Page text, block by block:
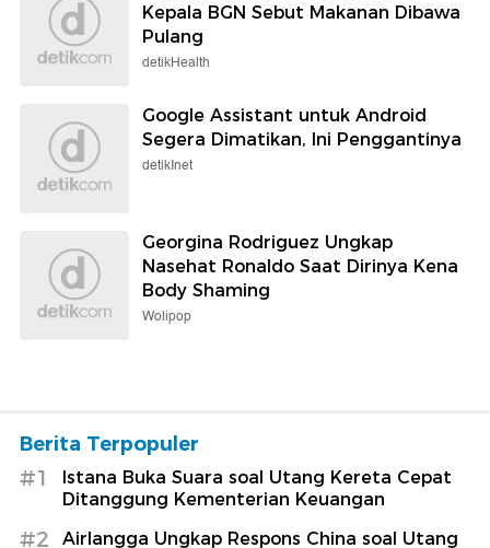
Kepala BGN Sebut Makanan Dibawa
Pulang
detikHealth
Google Assistant untuk Android
Segera Dimatikan, Ini Penggantinya
detikInet
Georgina Rodriguez Ungkap
Nasehat Ronaldo Saat Dirinya Kena
Body Shaming
Wolipop
Berita Terpopuler
#1
Istana Buka Suara soal Utang Kereta Cepat
Ditanggung Kementerian Keuangan
#2
Airlangga Ungkap Respons China soal Utang